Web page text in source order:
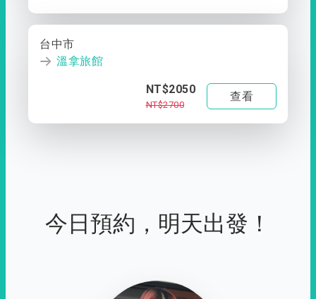
台中市
溫拿旅館
NT$2050
NT$2700
查看
今日預約，明天出發！